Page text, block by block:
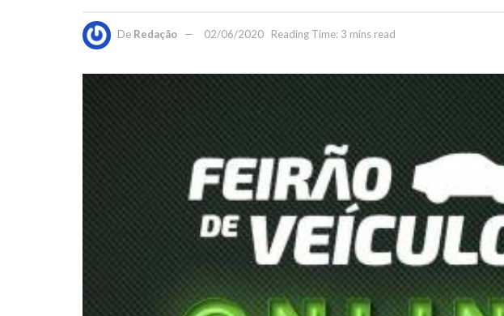
De Redação 02/06/2020 Reading Time: 3 mins read